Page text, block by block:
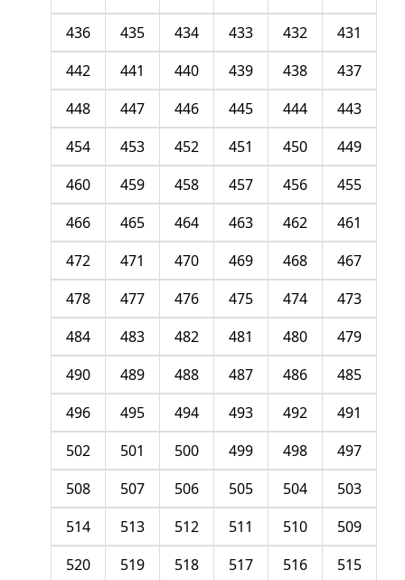
431
432
433
434
435
436
437
438
439
440
441
442
443
444
445
446
447
448
449
450
451
452
453
454
455
456
457
458
459
460
461
462
463
464
465
466
467
468
469
470
471
472
473
474
475
476
477
478
479
480
481
482
483
484
485
486
487
488
489
490
491
492
493
494
495
496
497
498
499
500
501
502
503
504
505
506
507
508
509
510
511
512
513
514
515
516
517
518
519
520